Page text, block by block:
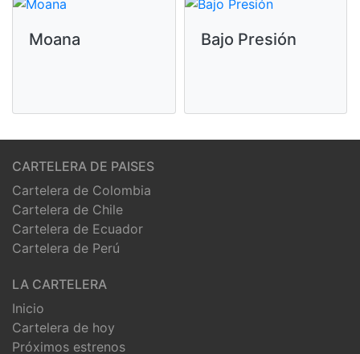
Moana Bajo Presión
CARTELERA DE PAISES
Cartelera de Colombia
Cartelera de Chile
Cartelera de Ecuador
Cartelera de Perú
LA CARTELERA
Inicio
Cartelera de hoy
Próximos estrenos